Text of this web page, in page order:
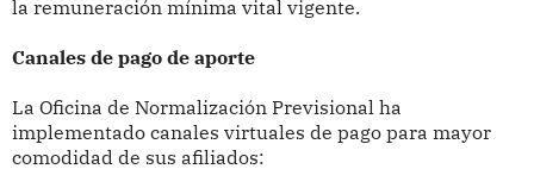
la remuneración mínima vital vigente.
Canales de pago de aporte
La Oficina de Normalización Previsional ha
implementado canales virtuales de pago para mayor
comodidad de sus afiliados: